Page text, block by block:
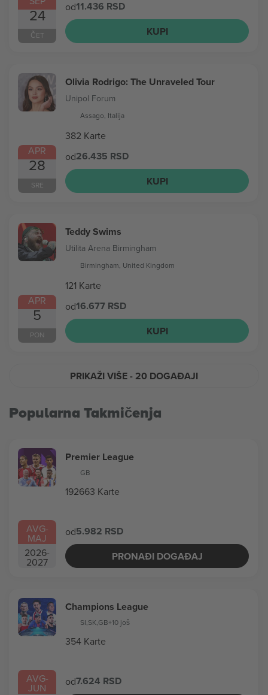
24
ČET
od11.436 RSD
KUPI
APR
28
SRE
Olivia Rodrigo: The Unraveled Tour
Unipol Forum
Assago, Italija
382 Karte
od26.435 RSD
KUPI
APR
5
PON
Teddy Swims
Utilita Arena Birmingham
Birmingham, United Kingdom
121 Karte
od16.677 RSD
KUPI
PRIKAŽI VIŠE- 20 DOGAĐAJI
Popularna Takmičenja
AVG-
MAJ
2026-
2027
Premier League
GB
192663 Karte
od5.982 RSD
PRONAĐI DOGAĐAJ
AVG-
JUN
Champions League
SI,SK,GB+10 još
354 Karte
od7.624 RSD